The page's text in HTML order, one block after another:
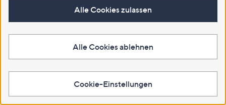
Alle Cookies zulassen
Alle Cookies ablehnen
Cookie-Einstellungen